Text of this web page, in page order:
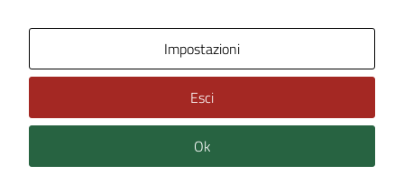
Technical Design s.r.l.
Impostazioni
Esci
Ok